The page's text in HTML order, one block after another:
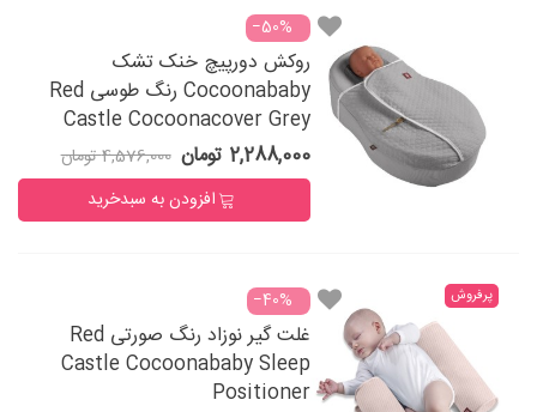
‎−50%
روکش دورپیچ خنک تشک
Cocoonababy رنگ طوسی Red
Castle Cocoonacover Grey
2,288,000 تومان
4,576,000 تومان
افزودن به سبدخرید
پرفروش ‎−40%
غلت گیر نوزاد رنگ صورتی Red
Castle Cocoonababy Sleep
Positioner